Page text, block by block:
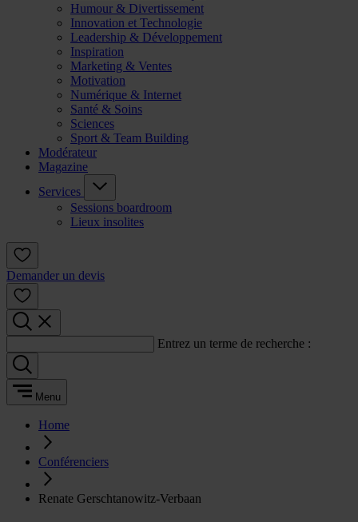
Humour & Divertissement
Innovation et Technologie
Leadership & Développement
Inspiration
Marketing & Ventes
Motivation
Numérique & Internet
Santé & Soins
Sciences
Sport & Team Building
Modérateur
Magazine
Services
Sessions boardroom
Lieux insolites
Demander un devis
Entrez un terme de recherche :
Menu
Home
Conférenciers
Renate Gerschtanowitz-Verbaan